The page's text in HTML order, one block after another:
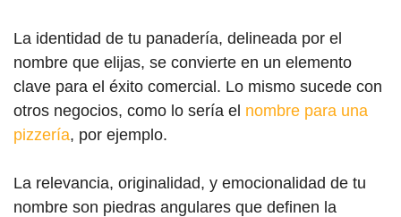
La identidad de tu panadería, delineada por el
nombre que elijas, se convierte en un elemento
clave para el éxito comercial. Lo mismo sucede con
otros negocios, como lo sería el nombre para una
pizzería, por ejemplo.
La relevancia, originalidad, y emocionalidad de tu
nombre son piedras angulares que definen la